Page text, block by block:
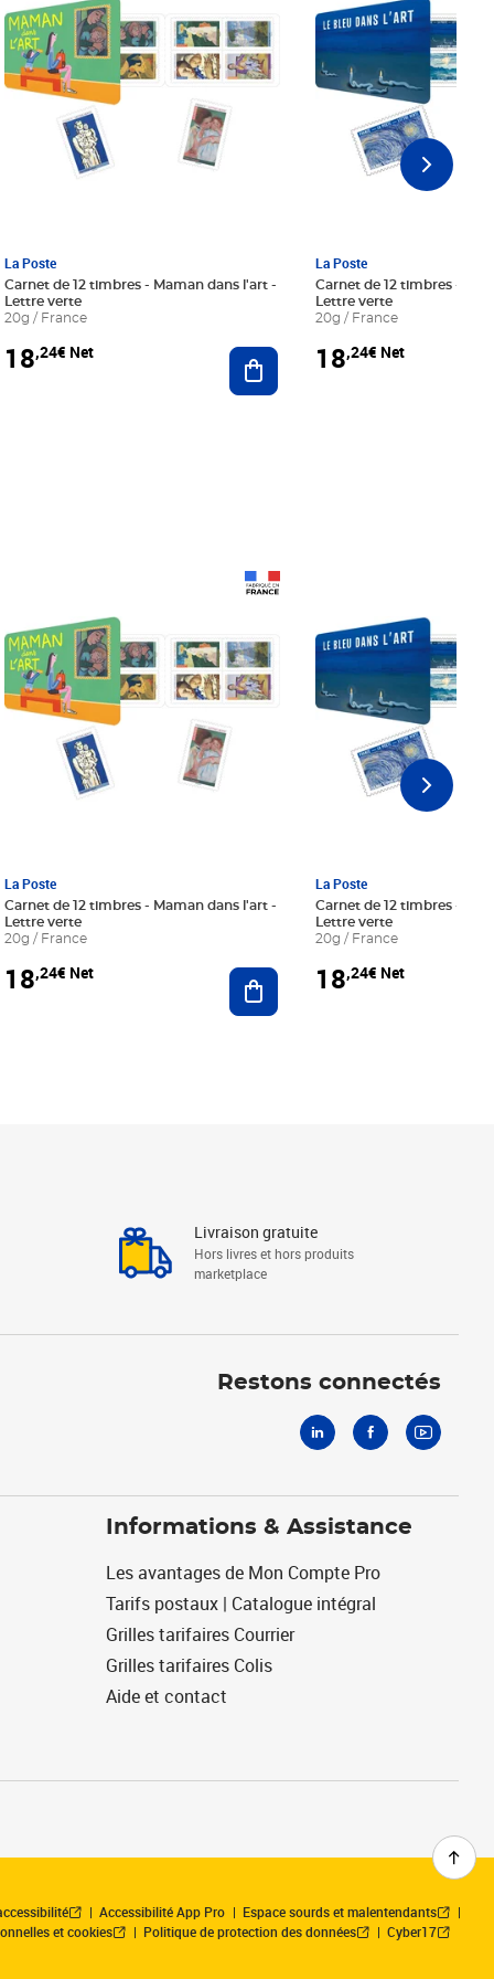
au panier
La Poste
Carnet de 12 timbres - Maman dans l'art -
Lettre verte
20g / France
18,24€ Net Ajouter au panier
La Poste
Carnet de 12 timbres - Le
Lettre verte
20g / France
18,24€ Net
au panier
La Poste
Carnet de 12 timbres - Maman dans l'art -
Lettre verte
20g / France
18,24€ Net Ajouter au panier
La Poste
Carnet de 12 timbres - Le
Lettre verte
20g / France
18,24€ Net
Livraison gratuite
Hors livres et hors produits
marketplace
Restons connectés
Informations & Assistance
Les avantages de Mon Compte Pro
Tarifs postaux | Catalogue intégral
Grilles tarifaires Courrier
Grilles tarifaires Colis
Aide et contact
Accessibilité App Pro
Espace sourds et malentendants
et cookies
Politique de protection des données Cyber17